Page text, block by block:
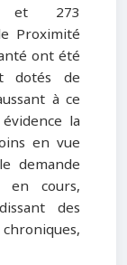
et 273
Proximité
ont été
dotés de
à ce
la
en vue
demande
en cours,
des